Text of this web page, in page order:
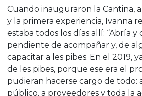
Cuando inauguraron la Cantina,
y la primera experiencia, Ivanna
estaba todos los días allí: “Abría y
pendiente de acompañar y, de
capacitar a les pibes. En el 2019,
de les pibes, porque ese era el
pudieran hacerse cargo de todo:
público, a proveedores y toda la